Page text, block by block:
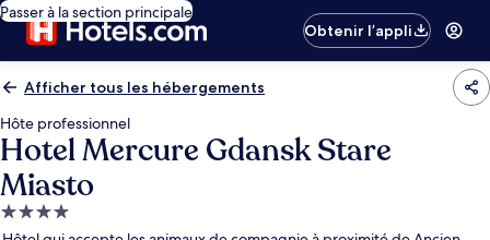
Passer à la section principale
Obtenir l’appli
Afficher tous les hébergements
Hôte professionnel
Hotel Mercure Gdansk Stare
Miasto
Hébergement